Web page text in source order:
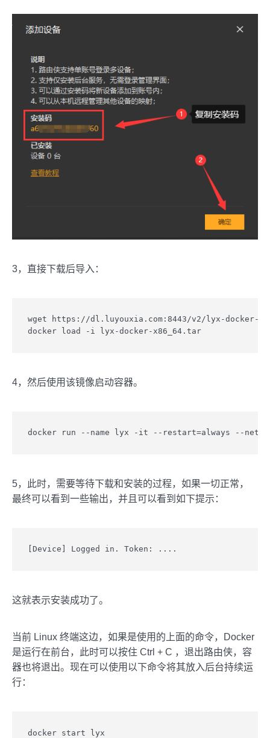
3，直接下载后导入：
wget https://dl.luyouxia.com:8443/v2/lyx-docker-
docker load -i lyx-docker-x86_64.tar
4，然后使用该镜像启动容器。
docker run --name lyx -it --restart=always --
5，此时，需要等待下载和安装的过程，如果一切正常，
最终可以看到一些输出，并且可以看到如下提示：
[Device] Logged in. Token: ....
这就表示安装成功了。
当前 Linux 终端这边，如果是使用的上面的命令，Docker
是运行在前台，此时可以按住 Ctrl + C ，退出路由侠，容
器也将退出。现在可以使用以下命令将其放入后台持续运
行：
docker start lyx